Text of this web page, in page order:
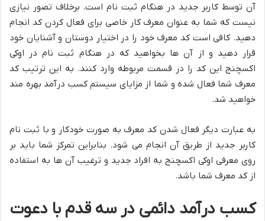
آن توسط کاربر جدید در هنگام ثبت نام است. برخلاف تصور نیازی
نیست که شما به عنوان معرف کار خاصی برای فعال کردن کد انجام
دهید. کافی است کد معرف خود را در اختیار دوستان و آشنایان خود
قرار دهید و از آن ها بخواهید که در هنگام ثبت نام در اوکی
اکسچنج این کد را در قسمت مربوطه وارد کنند. به این ترتیب کد
معرف شما فعال شده و شما از مزایای سیستم کسب درآمد بهره مند
خواهید شد.
به عبارت دیگر فعال شدن کد معرف به صورت خودکار و با ثبت نام
کاربر جدید از طریق آن انجام می شود. بنابراین تمرکز شما باید بر
روی معرفی اوکی اکسچنج به افراد جدید و ترغیب آن ها به استفاده
از کد معرف شما باشد.
کسب درآمد دائمی در سه قدم با دعوت